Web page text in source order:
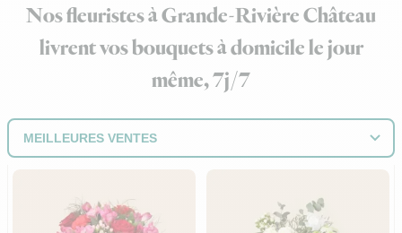
Nos fleuristes à Grande-Rivière Château
livrent vos bouquets à domicile le jour
même, 7j/7